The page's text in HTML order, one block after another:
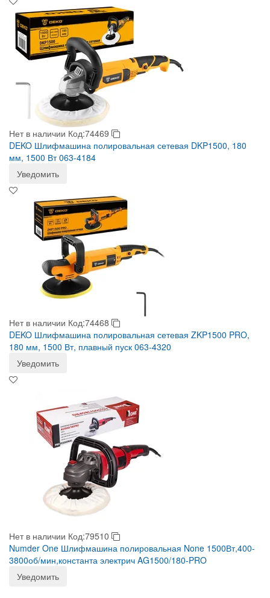
Нет в наличии Код:74469
DEKO Шлифмашина полировальная сетевая DKP1500, 180
мм, 1500 Вт 063-4184
Уведомить
Нет в наличии Код:74468
DEKO Шлифмашина полировальная сетевая ZKP1500 PRO,
180 мм, 1500 Вт, плавный пуск 063-4320
Уведомить
Нет в наличии Код:79510
Numder One Шлифмашина полировальная None 1500Вт,400-
3800об/мин,константа электрич AG1500/180-PRO
Уведомить